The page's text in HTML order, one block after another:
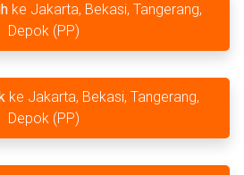
ke Jakarta, Bekasi, Tangerang,
Depok (PP)
ke Jakarta, Bekasi, Tangerang,
Depok (PP)